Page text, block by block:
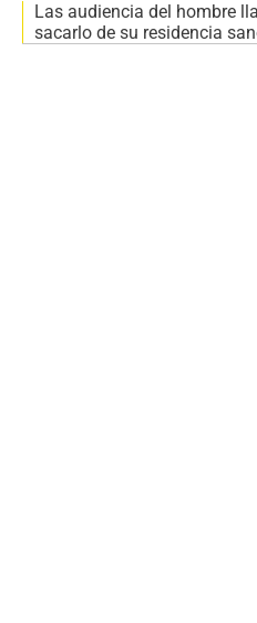
Las audiencia del hombre
sacarlo de su residencia